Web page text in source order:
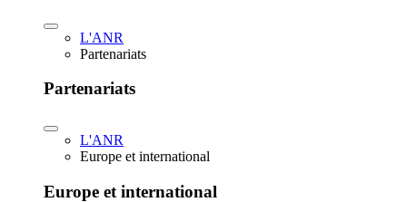
L'ANR
Partenariats
Partenariats
L'ANR
Europe et international
Europe et international